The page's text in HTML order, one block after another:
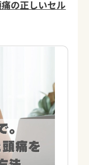
の正しいセル